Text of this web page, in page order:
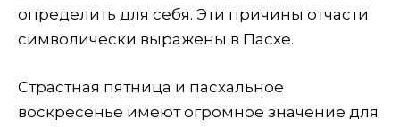
определить для себя. Эти причины отчасти
символически выражены в Пасхе.
Страстная пятница и пасхальное
воскресенье имеют огромное значение для